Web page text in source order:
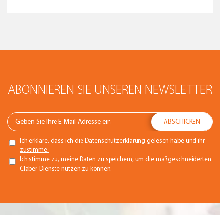
ABONNIEREN SIE UNSEREN NEWSLETTER
Ich erkläre, dass ich die Datenschutzerklärung gelesen habe und ihr
zustimme.
Ich stimme zu, meine Daten zu speichern, um die maßgeschneiderten
Claber-Dienste nutzen zu können.